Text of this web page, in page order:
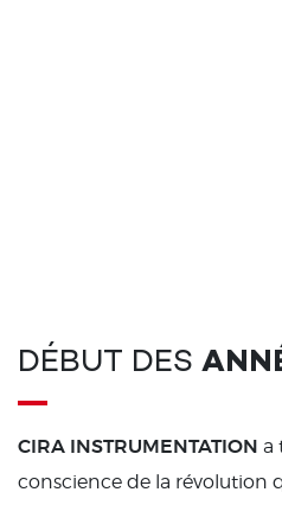
DÉBUT DES
CIRA INSTRUMENTATION a
conscience de la révolution